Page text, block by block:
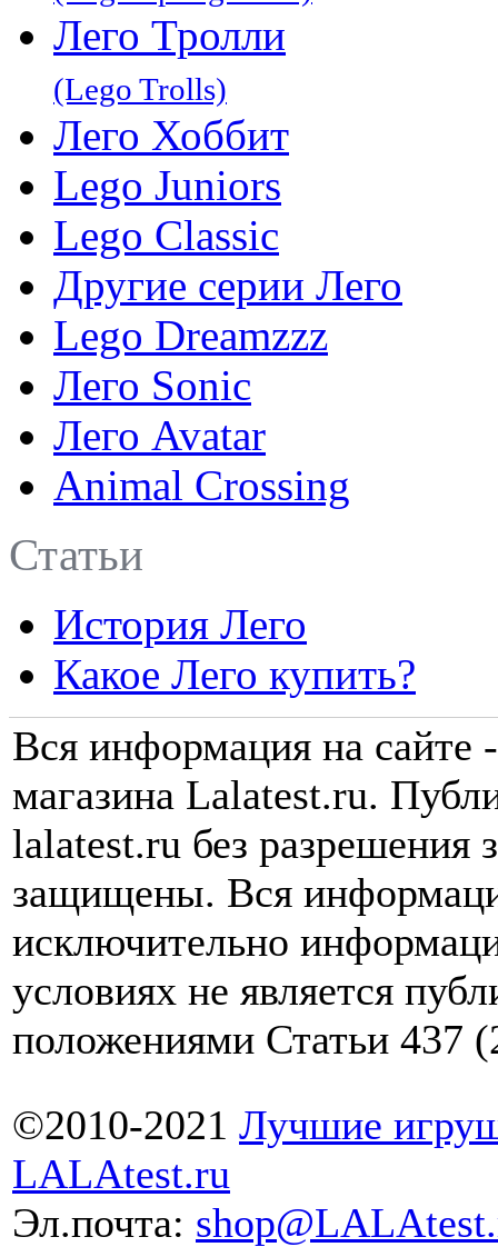
Лего Тролли
(Lego Trolls)
Лего Хоббит
Lego Juniors
Lego Classic
Другие серии Лего
Lego Dreamzzz
Лего Sonic
Лего Avatar
Animal Crossing
Статьи
История Лего
Какое Лего купить?
Вся информация на сайте
магазина Lalatest.ru.
lalatest.ru без разрешения
защищены. Вся
исключительно
условиях не является
положениями Статьи 437
©2010-2021 Лучшие
LALAtest.ru
Эл.почта: